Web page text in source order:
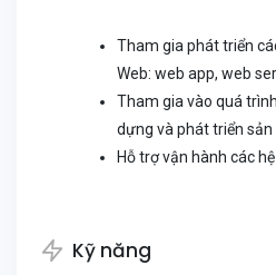
Tham gia phát triển
Web: web app, web
Tham gia vào quá
dựng và phát triển sản
Hỗ trợ vận hành các
Kỹ năng